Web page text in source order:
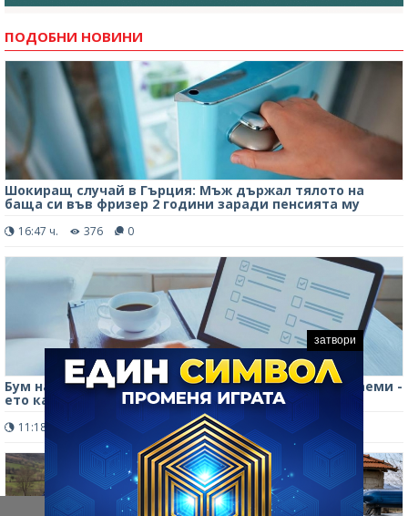
ПОДОБНИ НОВИНИ
Шокиращ случай в Гърция: Мъж държал тялото на
баща си във фризер 2 години заради пенсията му
16:47 ч. 376 0
Бум на онлайн измами при покупки, продажби и наеми -
ето какво трябва да знаете за схемите
11:18 ч. 321 0
затвори